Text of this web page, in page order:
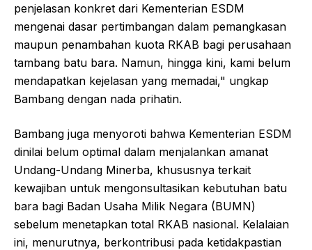
penjelasan konkret dari Kementerian ESDM
mengenai dasar pertimbangan dalam pemangkasan
maupun penambahan kuota RKAB bagi perusahaan
tambang batu bara. Namun, hingga kini, kami belum
mendapatkan kejelasan yang memadai," ungkap
Bambang dengan nada prihatin.
Bambang juga menyoroti bahwa Kementerian ESDM
dinilai belum optimal dalam menjalankan amanat
Undang-Undang Minerba, khususnya terkait
kewajiban untuk mengonsultasikan kebutuhan batu
bara bagi Badan Usaha Milik Negara (BUMN)
sebelum menetapkan total RKAB nasional. Kelalaian
ini, menurutnya, berkontribusi pada ketidakpastian